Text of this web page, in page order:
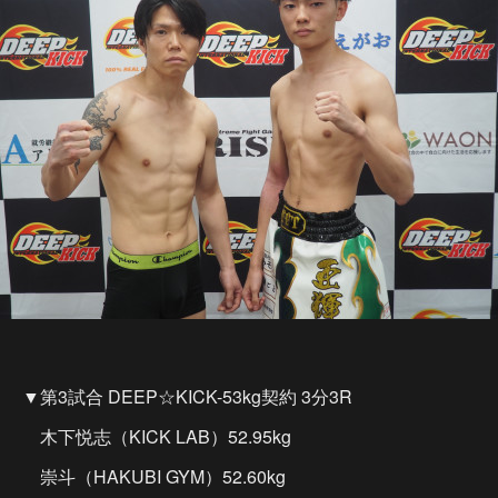
▼第3試合 DEEP☆KICK-53kg契約 3分3R
木下悦志（KICK LAB）52.95kg
崇斗（HAKUBI GYM）52.60kg